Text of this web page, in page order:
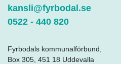
kansli@fyrbodal.se
0522 - 440 820
Fyrbodals kommunalförbund,
Box 305, 451 18 Uddevalla